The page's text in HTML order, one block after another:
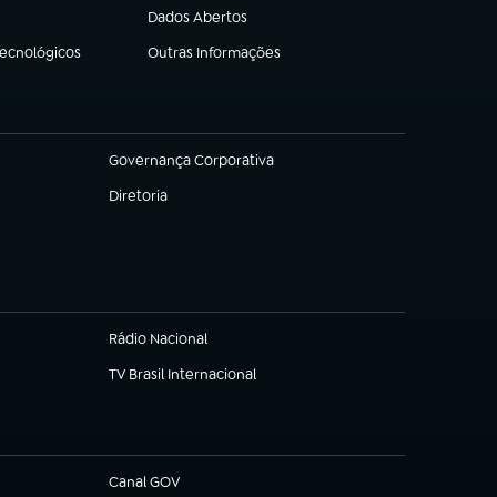
Dados Abertos
(abre em nova aba)
Outras Informações
(abre em nova aba)
Governança Corporativa
(abre em nova aba)
Diretoria
(abre em nova aba)
Rádio Nacional
TV Brasil Internacional
(abre em nova aba)
Canal GOV
(abre em nova aba)